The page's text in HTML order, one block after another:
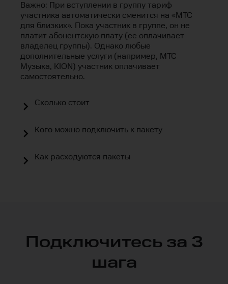
Важно: При вступлении в группу тариф
участника автоматически сменится на «МТС
для близких». Пока участник в группе, он не
платит абонентскую плату (ее оплачивает
владелец группы). Однако любые
дополнительные услуги (например, МТС
Музыка, KION) участник оплачивает
самостоятельно.
Сколько стоит
Кого можно подключить к пакету
Как расходуются пакеты
Подключитесь за 3
шага